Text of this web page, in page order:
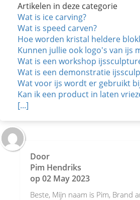
Artikelen in deze categorie
Wat is ice carving?
Wat is speed carven?
Hoe worden kristal heldere
Kunnen jullie ook logo's van ijs
Wat is een workshop
Wat is een demonstratie
Wat voor ijs wordt er gebruikt
Kan ik een product in laten
[...]
Door
Pim Hendriks
op 02 May 2023
Beste, Mijn naam is Pim, Brand